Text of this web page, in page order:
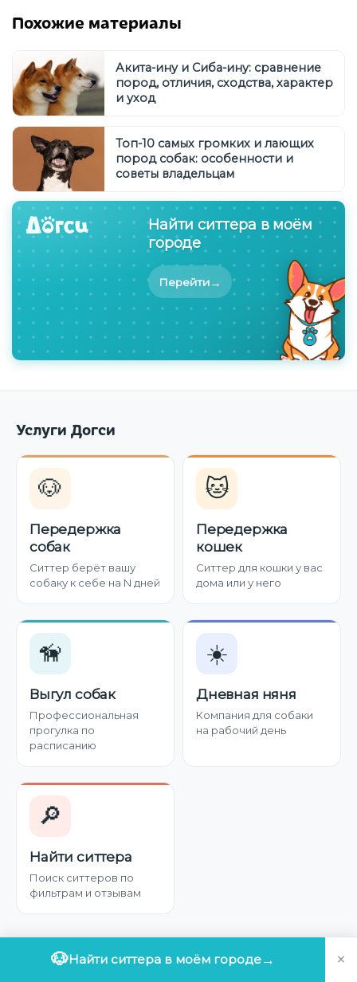
Похожие материалы
Акита-ину и Сиба-ину: сравнение
пород, отличия, сходства, характер
и уход
Топ-10 самых громких и лающих
пород собак: особенности и
советы владельцам
Найти ситтера в моём
городе
Перейти→
Услуги Догси
🐶
Передержка
собак
Ситтер берёт вашу
собаку к себе на N дней
🐱
Передержка
кошек
Ситтер для кошки у вас
дома или у него
🦮
Выгул собак
Профессиональная
прогулка по
расписанию
☀️
Дневная няня
Компания для собаки
на рабочий день
🔎
Найти ситтера
Поиск ситтеров по
фильтрам и отзывам
🐶Найти ситтера в моём городе→ ×